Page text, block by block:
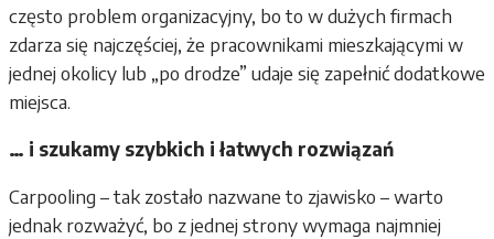
często problem organizacyjny, bo to w dużych firmach
zdarza się najczęściej, że pracownikami mieszkającymi w
jednej okolicy lub „po drodze” udaje się zapełnić dodatkowe
miejsca.
… i szukamy szybkich i łatwych rozwiązań
Carpooling – tak zostało nazwane to zjawisko – warto
jednak rozważyć, bo z jednej strony wymaga najmniej